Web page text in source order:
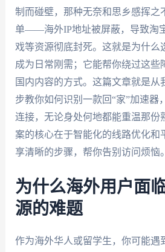
制而碰壁，那种无奈和思乡感挥之
单——海外IP地址被屏蔽，导致淘
戏等资源彻底封死。这就是为什么
成为日常刚需；它能帮你绕过这些
国内内容的方式。这篇文章就是从
步教你如何识别一款回“家”加速器
连接，无论身处何地都能重温那份
案的核心在于智能化的线路优化和
享清晰的步骤，帮你告别访问烦恼。
为什么海外用户面
源的难题
作为海外华人或留学生，你可能遇